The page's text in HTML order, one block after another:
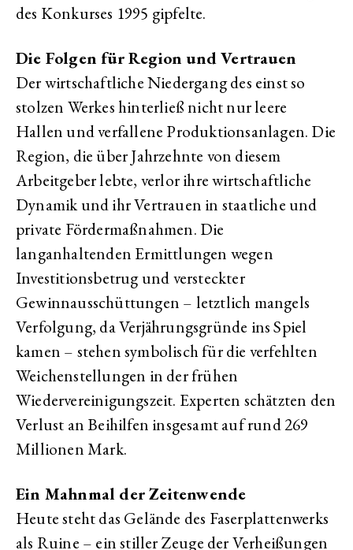
des Konkurses 1995 gipfelte.
Die Folgen für Region und Vertrauen
Der wirtschaftliche Niedergang des einst so
stolzen Werkes hinterließ nicht nur leere
Hallen und verfallene Produktionsanlagen. Die
Region, die über Jahrzehnte von diesem
Arbeitgeber lebte, verlor ihre wirtschaftliche
Dynamik und ihr Vertrauen in staatliche und
private Fördermaßnahmen. Die
langanhaltenden Ermittlungen wegen
Investitionsbetrug und versteckter
Gewinnausschüttungen – letztlich mangels
Verfolgung, da Verjährungsgründe ins Spiel
kamen – stehen symbolisch für die verfehlten
Weichenstellungen in der frühen
Wiedervereinigungszeit. Experten schätzten den
Verlust an Beihilfen insgesamt auf rund 269
Millionen Mark.
Ein Mahnmal der Zeitenwende
Heute steht das Gelände des Faserplattenwerks
als Ruine – ein stiller Zeuge der Verheißungen